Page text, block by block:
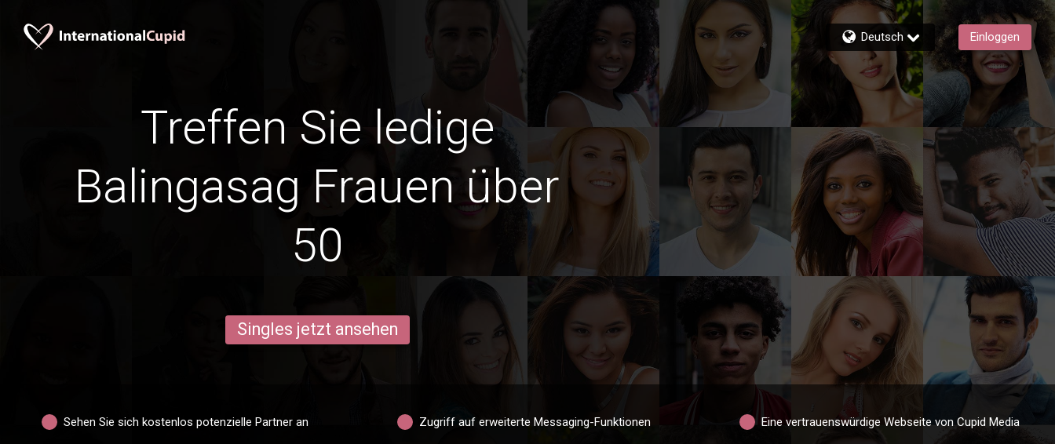
Deutsch Einloggen
Treffen Sie ledige
Balingasag Frauen über
50
Singles jetzt ansehen
Sehen Sie sich kostenlos potenzielle Partner an Zugriff auf erweiterte Messaging-Funktionen Eine vertrauenswürdige Webseite von Cupid Media